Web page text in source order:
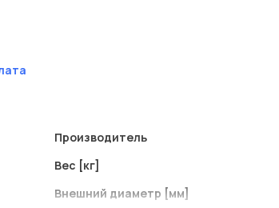
Производитель
Вес [кг]
Внешний диаметр [мм]